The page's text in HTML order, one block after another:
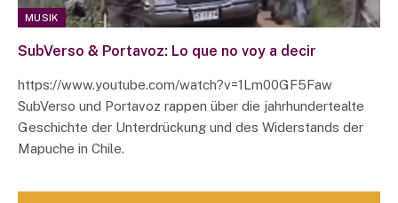
MUSIK
SubVerso & Portavoz: Lo que no voy a decir
https://www.youtube.com/watch?v=1Lm00GF5Faw
SubVerso und Portavoz rappen über die jahrhundertealte
Geschichte der Unterdrückung und des Widerstands der
Mapuche in Chile.